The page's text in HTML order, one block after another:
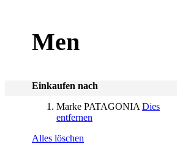
Men
Einkaufen nach
Marke PATAGONIA Dies
entfernen
Alles löschen